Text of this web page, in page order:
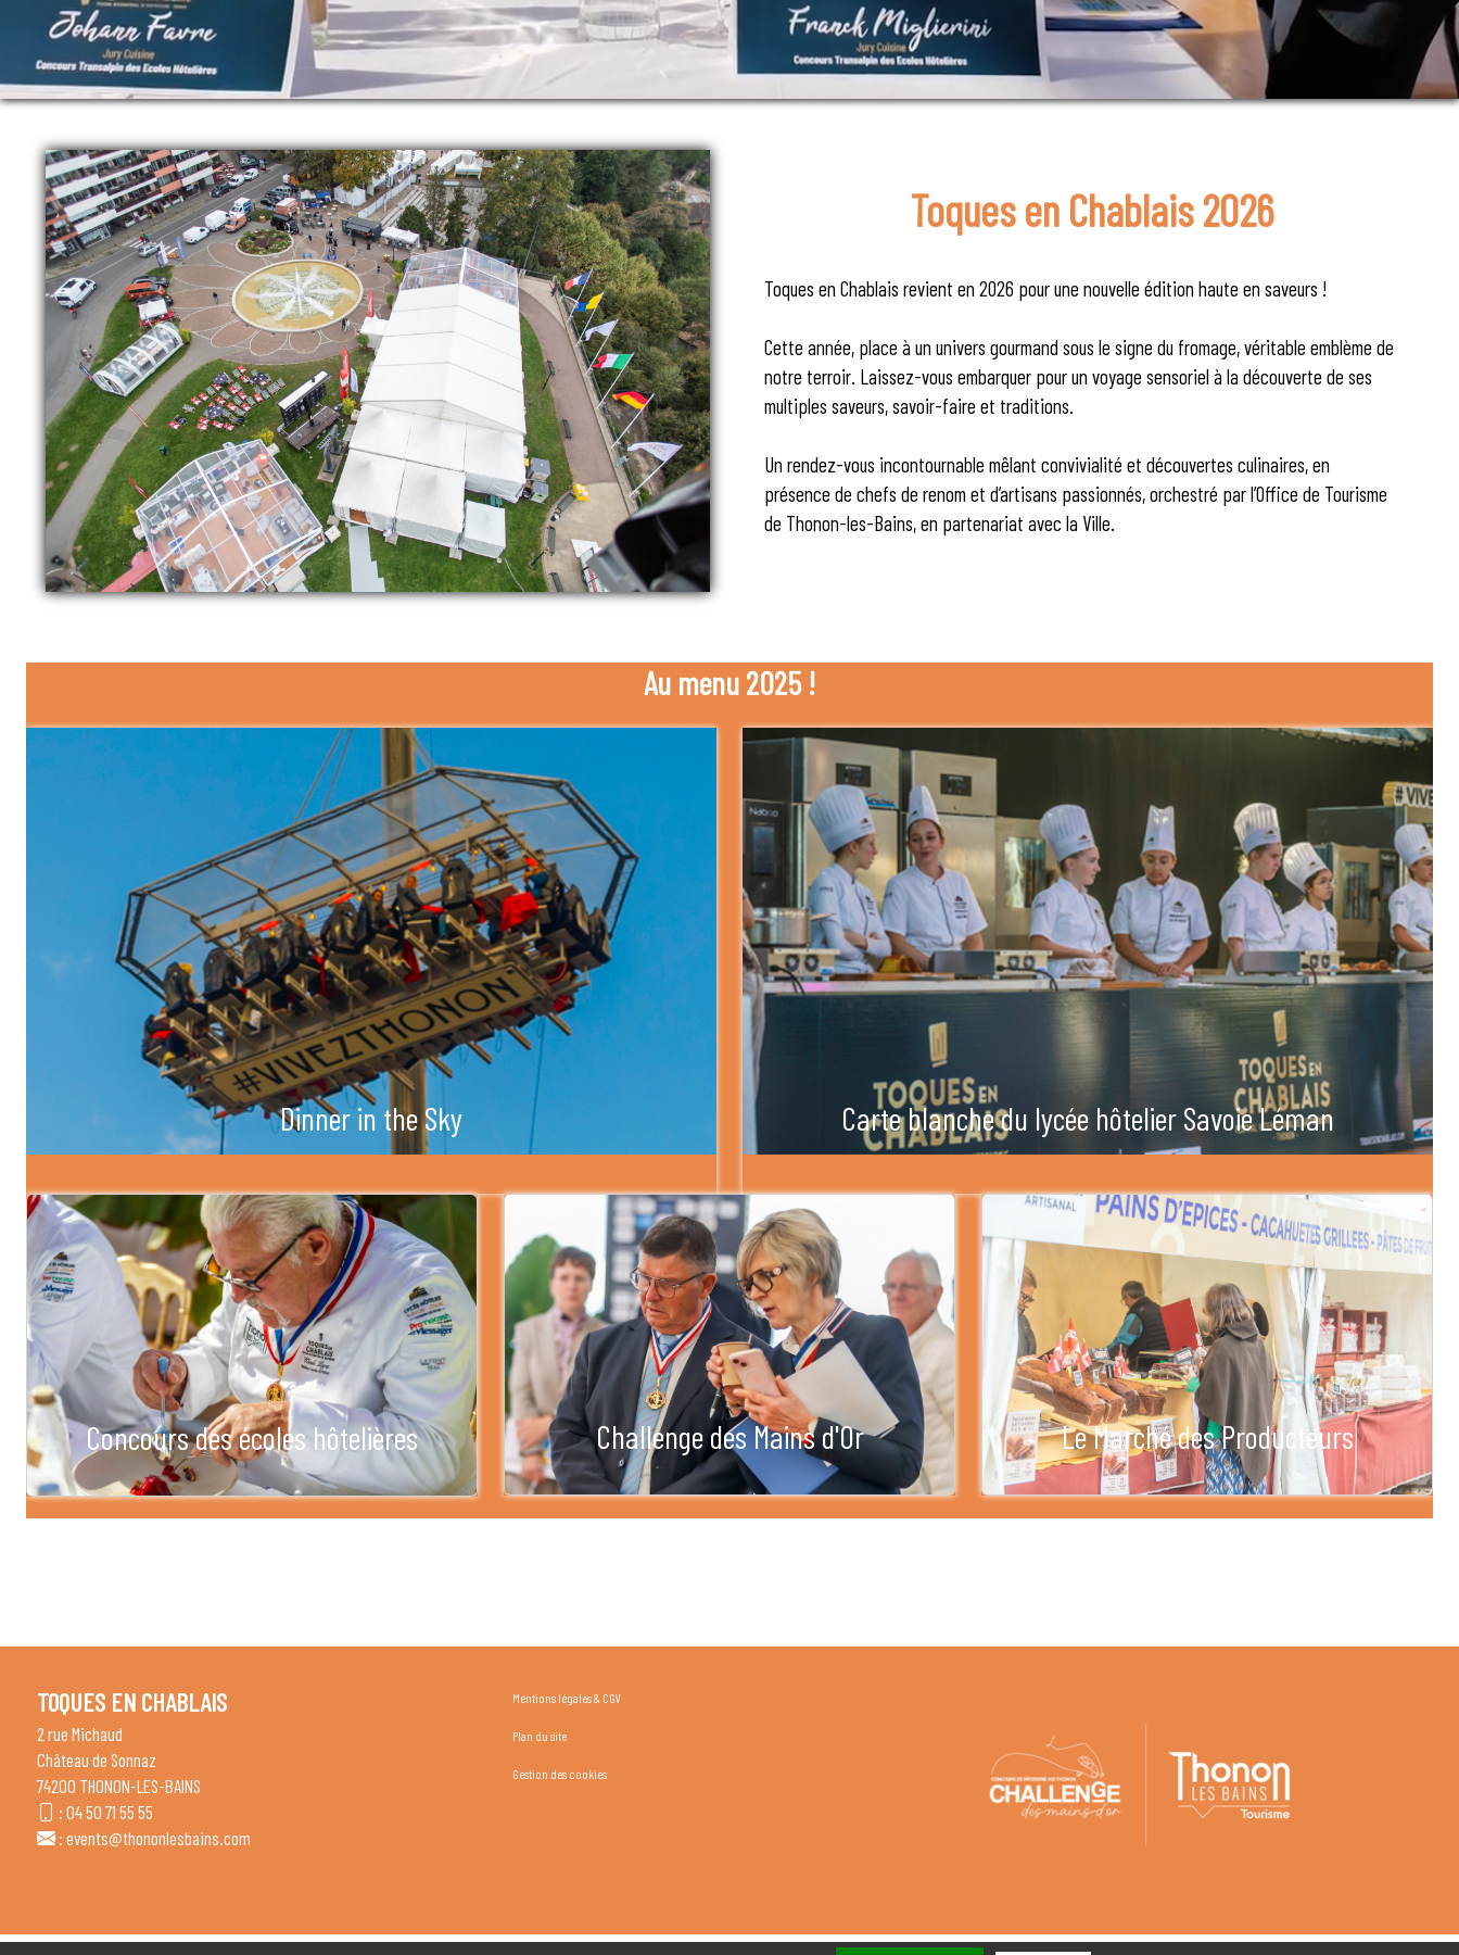
Toques en Chablais 2026
Toques en Chablais revient en 2026 pour une nouvelle édition haute en saveurs !
Cette année, place à un univers gourmand sous le signe du fromage, véritable emblème de
notre terroir. Laissez-vous embarquer pour un voyage sensoriel à la découverte de ses
multiples saveurs, savoir-faire et traditions.
Un rendez-vous incontournable mêlant convivialité et découvertes culinaires, en
présence de chefs de renom et d’artisans passionnés, orchestré par l’Office de Tourisme
de Thonon-les-Bains, en partenariat avec la Ville.
Au menu 2025 !
Dinner in the Sky Carte blanche du lycée hôtelier Savoie Léman
Concours des écoles hôtelières Challenge des Mains d'Or Le Marché des Producteurs
TOQUES EN CHABLAIS
2 rue Michaud
Château de Sonnaz
74200 THONON-LES-BAINS
: 04 50 71 55 55
: events@thononlesbains.com
Mentions légales & CGV
Plan du site
Gestion des cookies